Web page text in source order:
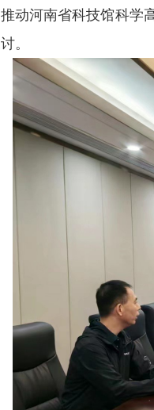
动河南省科技馆科学
。